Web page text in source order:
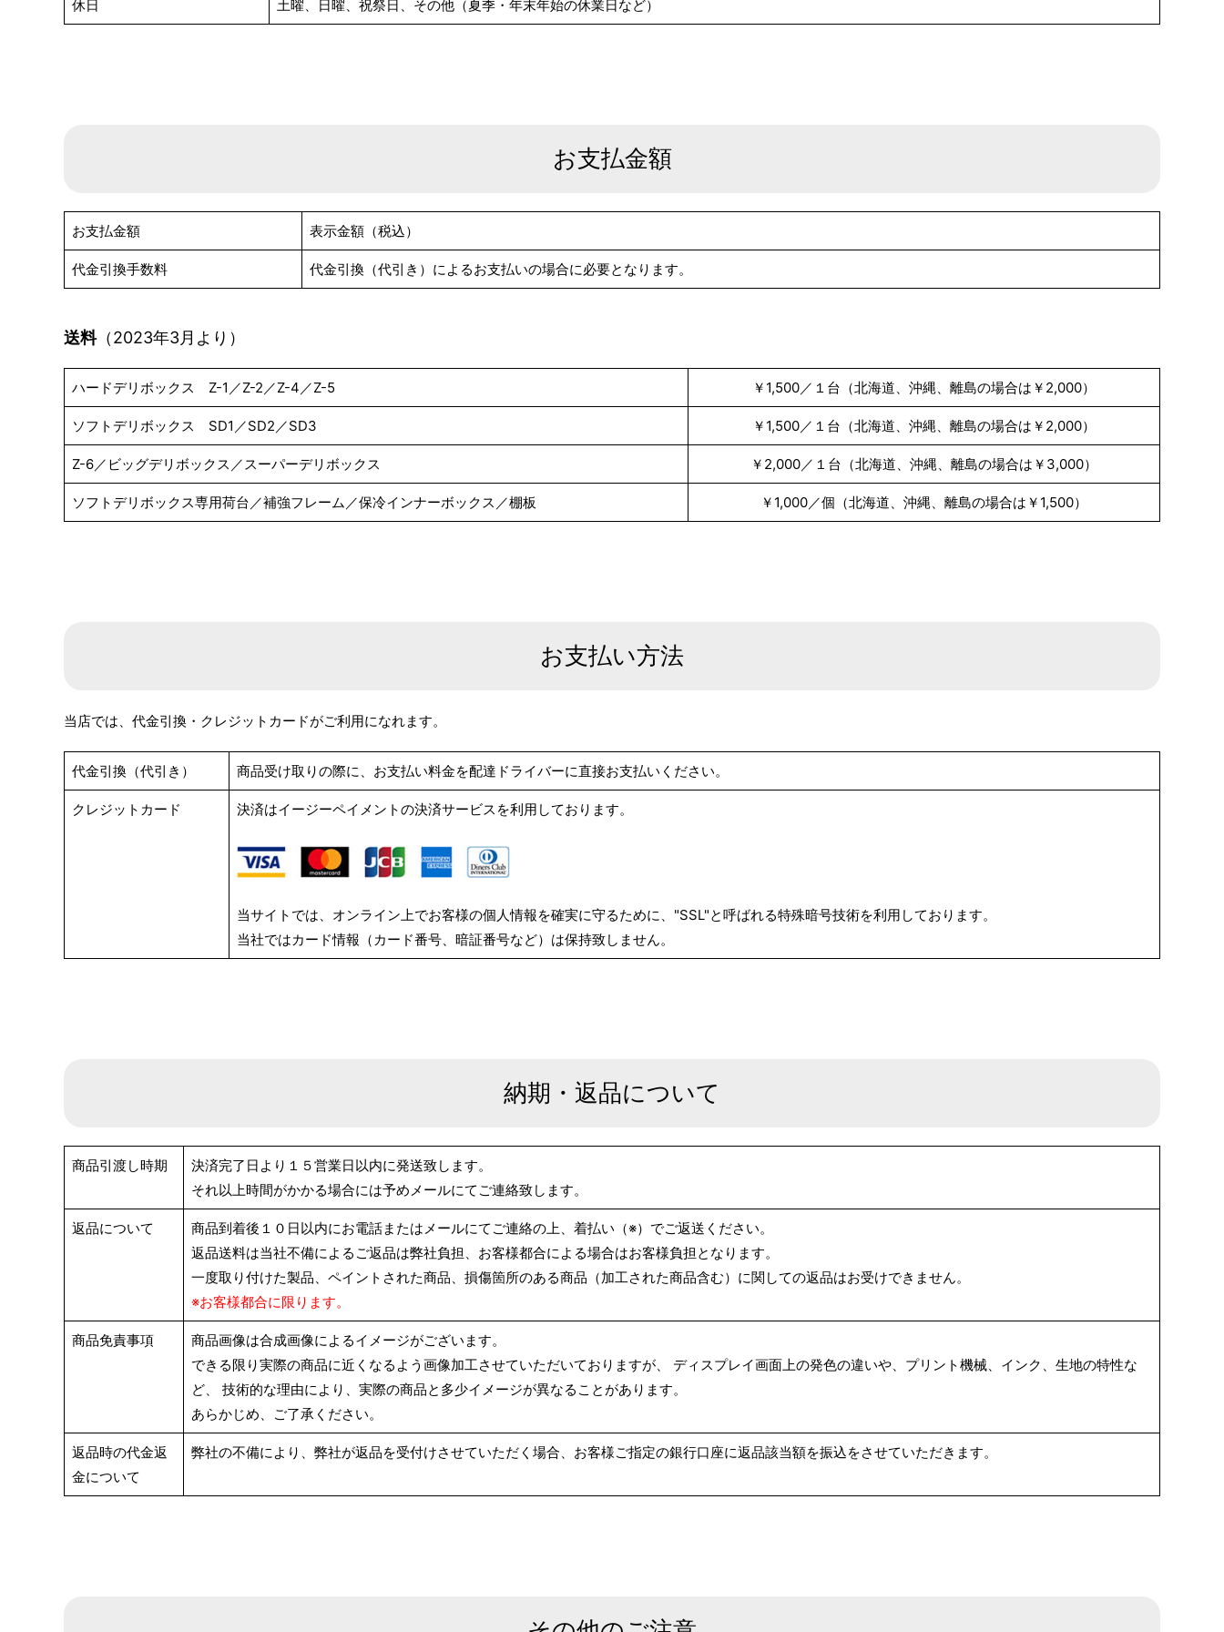
休日 土曜、日曜、祝祭日、その他（夏季・年末年始の休業日など）
お支払金額
お支払金額 表示金額（税込）
代金引換手数料 代金引換（代引き）によるお支払いの場合に必要となります。
送料（2023年3月より）
ハードデリボックス Z-1／Z-2／Z-4／Z-5 ￥1,500／１台（北海道、沖縄、離島の場合は￥2,000）
ソフトデリボックス SD1／SD2／SD3 ￥1,500／１台（北海道、沖縄、離島の場合は￥2,000）
Z-6／ビッグデリボックス／スーパーデリボックス ￥2,000／１台（北海道、沖縄、離島の場合は￥3,000）
ソフトデリボックス専用荷台／補強フレーム／保冷インナーボックス／棚板 ￥1,000／個（北海道、沖縄、離島の場合は￥1,500）
お支払い方法
当店では、代金引換・クレジットカードがご利用になれます。
代金引換（代引き） 商品受け取りの際に、お支払い料金を配達ドライバーに直接お支払いください。
クレジットカード 決済はイージーペイメントの決済サービスを利用しております。
当サイトでは、オンライン上でお客様の個人情報を確実に守るために、"SSL"と呼ばれる特殊暗号技術を利用しております。
当社ではカード情報（カード番号、暗証番号など）は保持致しません。
納期・返品について
商品引渡し時期
決済完了日より１５営業日以内に発送致します。
それ以上時間がかかる場合には予めメールにてご連絡致します。
返品について
商品到着後１０日以内にお電話またはメールにてご連絡の上、着払い（※）でご返送ください。
返品送料は当社不備によるご返品は弊社負担、お客様都合による場合はお客様負担となります。
一度取り付けた製品、ペイントされた商品、損傷箇所のある商品（加工された商品含む）に関しての返品はお受けできません。
※お客様都合に限ります。
商品免責事項
商品画像は合成画像によるイメージがございます。
できる限り実際の商品に近くなるよう画像加工させていただいておりますが、 ディスプレイ画面上の発色の違いや、プリント機械、インク、生地の特性な
ど、 技術的な理由により、実際の商品と多少イメージが異なることがあります。
あらかじめ、ご了承ください。
返品時の代金返
金について
弊社の不備により、弊社が返品を受付けさせていただく場合、お客様ご指定の銀行口座に返品該当額を振込をさせていただきます。